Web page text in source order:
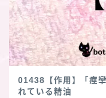
01438【作用】「痙
れている精油